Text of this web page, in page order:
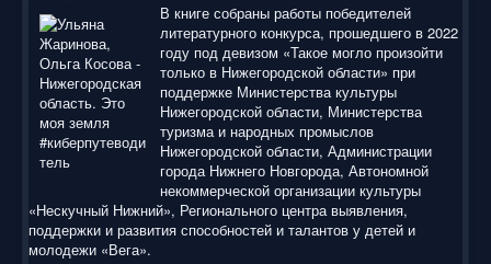
В книге собраны работы победителей
литературного конкурса, прошедшего в 2022
году под девизом «Такое могло произойти
только в Нижегородской области» при
поддержке Министерства культуры
Нижегородской области, Министерства
туризма и народных промыслов
Нижегородской области, Администрации
города Нижнего Новгорода, Автономной
некоммерческой организации культуры
«Нескучный Нижний», Регионального центра выявления,
поддержки и развития способностей и талантов у детей и
молодежи «Вега».